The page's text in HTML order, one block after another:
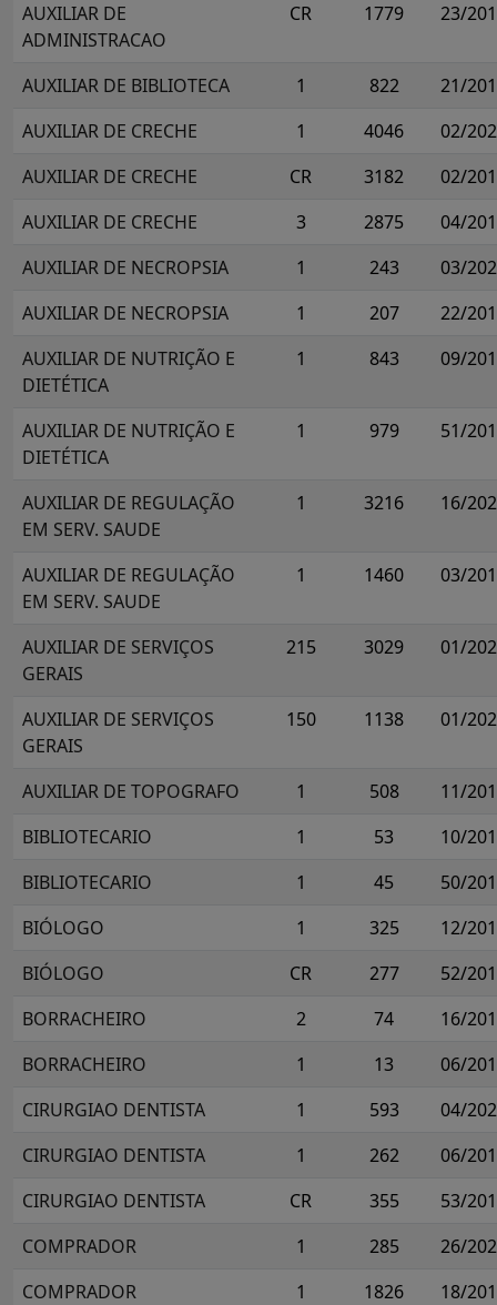
AUXILIAR DE
ADMINISTRACAO
CR 1779 23/
AUXILIAR DE BIBLIOTECA 1 822
21/
AUXILIAR DE CRECHE
1 4046
02/
AUXILIAR DE CRECHE
CR 3182
02/
AUXILIAR DE CRECHE
3 2875
04/
AUXILIAR DE NECROPSIA
1 243
03/
AUXILIAR DE NECROPSIA
1 207
22/
AUXILIAR DE NUTRIÇÃO E
DIETÉTICA
1 843 09/
AUXILIAR DE NUTRIÇÃO E
DIETÉTICA
1 979 51/
AUXILIAR DE REGULAÇÃO
EM SERV. SAUDE
1 3216 16/
AUXILIAR DE REGULAÇÃO
EM SERV. SAUDE
1 1460 03/
AUXILIAR DE SERVIÇOS
GERAIS
215 3029 01/
AUXILIAR DE SERVIÇOS
GERAIS
150 1138 01/
AUXILIAR DE TOPOGRAFO 1 508
11/
BIBLIOTECARIO
1 53
10/
BIBLIOTECARIO
1 45
50/
BIÓLOGO
1 325
12/
BIÓLOGO
CR 277
52/
BORRACHEIRO
2 74
16/
BORRACHEIRO
1 13
06/
CIRURGIAO DENTISTA
1 593
04/
CIRURGIAO DENTISTA
1 262
06/
CIRURGIAO DENTISTA
CR 355
53/
COMPRADOR
1 285
26/
COMPRADOR
1 1826
18/